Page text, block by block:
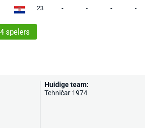
23 - - - -
spelers
Huidige team:
Tehničar 1974